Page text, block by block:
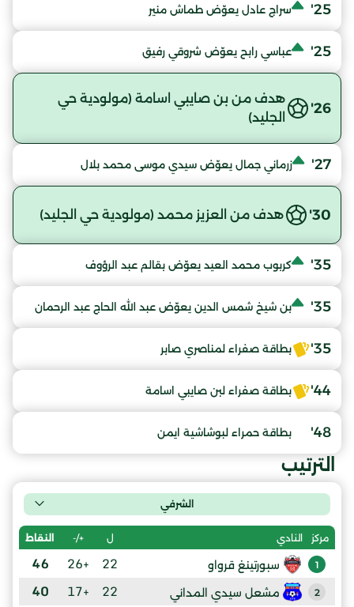
25' سراج عادل يعوّض طماش منير
25' عباسي رابح يعوّض شروقي رفيق
26'
هدف من بن صايبي اسامة (مولودية حي
الجليد)
27' زرماني جمال يعوّض سيدي موسى محمد بلال
30' هدف من العزيز محمد (مولودية حي الجليد)
35' كربوب محمد العيد يعوّض بقالم عبد الرؤوف
35' بن شيخ شمس الدين يعوّض عبد الله الحاج عبد الرحمان
35' بطاقة صفراء لمناصري صابر
44' بطاقة صفراء لبن صايبي اسامة
48' بطاقة حمراء لبوشاشية ايمن
الترتيب
الشرفي
مركز النادي ل +/- النقاط
1 سبورتينغ قرواو 22
+26
46
2 مشعل سيدي المداني 22
+17
40